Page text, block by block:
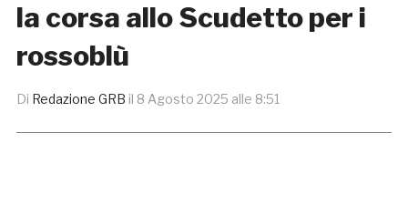
la corsa allo Scudetto per i
rossoblù
Di Redazione GRB il 8 Agosto 2025 alle 8:51